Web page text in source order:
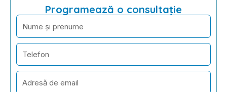
Programează o consultație